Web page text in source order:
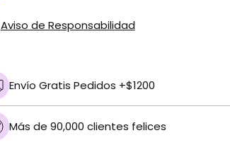
Aviso de Responsabilidad
Envío Gratis Pedidos +$1200
Más de 90,000 clientes felices